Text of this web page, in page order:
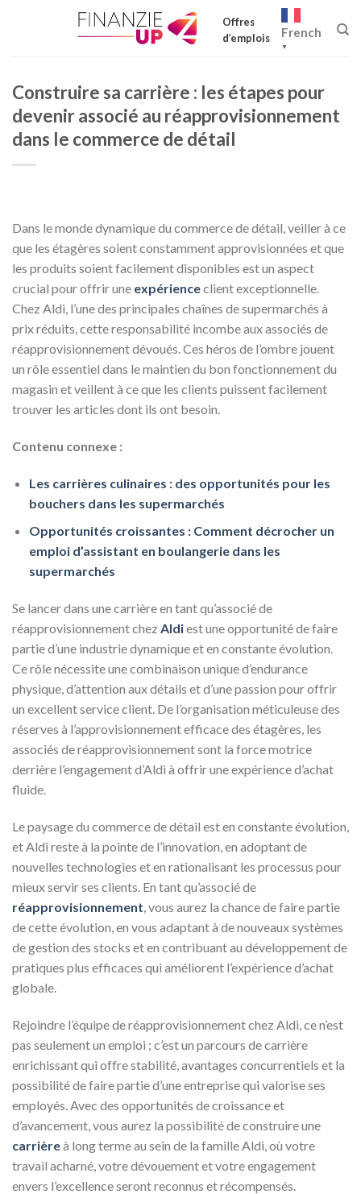
Offres
d’emplois
French
▼
Construire sa carrière : les étapes pour
devenir associé au réapprovisionnement
dans le commerce de détail
Dans le monde dynamique du commerce de détail, veiller à ce
que les étagères soient constamment approvisionnées et que
les produits soient facilement disponibles est un aspect
crucial pour offrir une expérienceclient exceptionnelle.
Chez Aldi, l’une des principales chaînes de supermarchés à
prix réduits, cette responsabilité incombe aux associés de
réapprovisionnement dévoués. Ces héros de l’ombre jouent
un rôle essentiel dans le maintien du bon fonctionnement du
magasin et veillent à ce que les clients puissent facilement
trouver les articles dont ils ont besoin.
Contenu connexe :
Les carrières culinaires : des opportunités pour les
bouchers dans les supermarchés
Opportunités croissantes : Comment décrocher un
emploi d’assistant en boulangerie dans les
supermarchés
Se lancer dans une carrière en tant qu’associé de
réapprovisionnement chez Aldiest une opportunité de faire
partie d’une industrie dynamique et en constante évolution.
Ce rôle nécessite une combinaison unique d’endurance
physique, d’attention aux détails et d’une passion pour offrir
un excellent service client. De l’organisation méticuleuse des
réserves à l’approvisionnement efficace des étagères, les
associés de réapprovisionnement sont la force motrice
derrière l’engagement d’Aldi à offrir une expérience d’achat
fluide.
Le paysage du commerce de détail est en constante évolution,
et Aldi reste à la pointe de l’innovation, en adoptant de
nouvelles technologies et en rationalisant les processus pour
mieux servir ses clients. En tant qu’associé de
réapprovisionnement , vous aurez la chance de faire partie
de cette évolution, en vous adaptant à de nouveaux systèmes
de gestion des stocks et en contribuant au développement de
pratiques plus efficaces qui améliorent l’expérience d’achat
globale.
Rejoindre l’équipe de réapprovisionnement chez Aldi, ce n’est
pas seulement un emploi ; c’est un parcours de carrière
enrichissant qui offre stabilité, avantages concurrentiels et la
possibilité de faire partie d’une entreprise qui valorise ses
employés. Avec des opportunités de croissance et
d’avancement, vous aurez la possibilité de construire une
carrièreà long terme au sein de la famille Aldi, où votre
travail acharné, votre dévouement et votre engagement
envers l’excellence seront reconnus et récompensés.